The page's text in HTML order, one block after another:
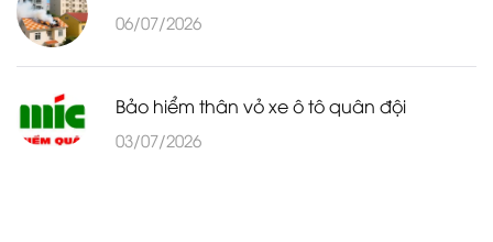
06/07/2026
Bảo hiểm thân vỏ xe ô tô quân đội
03/07/2026